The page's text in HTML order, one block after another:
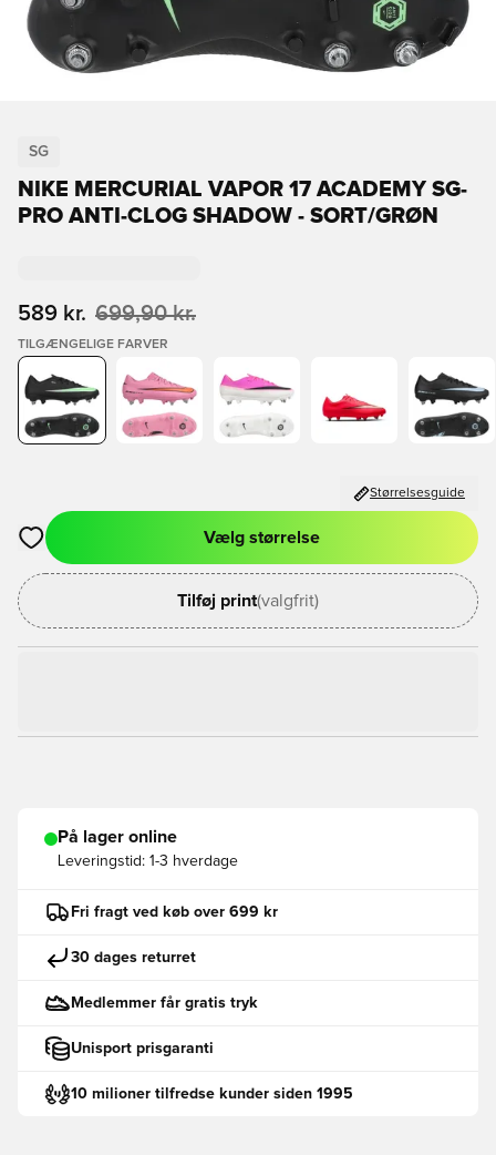
SG
NIKE MERCURIAL VAPOR 17 ACADEMY SG-
PRO ANTI-CLOG SHADOW - SORT/GRØN
589 kr. 699,90 kr.
TILGÆNGELIGE FARVER
Størrelsesguide
Åbner en Modal til at logge ind eller tilmelde dig som medlem
Vælg størrelse
Tilføj print(valgfrit)
På lager online
Leveringstid: 1-3 hverdage
Fri fragt ved køb over 699 kr
30 dages returret
Medlemmer får gratis tryk
Unisport prisgaranti
10 milioner tilfredse kunder siden 1995